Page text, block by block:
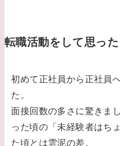
転職活動をして思った
初めて正社員から正社員
た。
面接回数の多さに驚きま
った頃の「未経験者はち
た頃とは雲泥の差。